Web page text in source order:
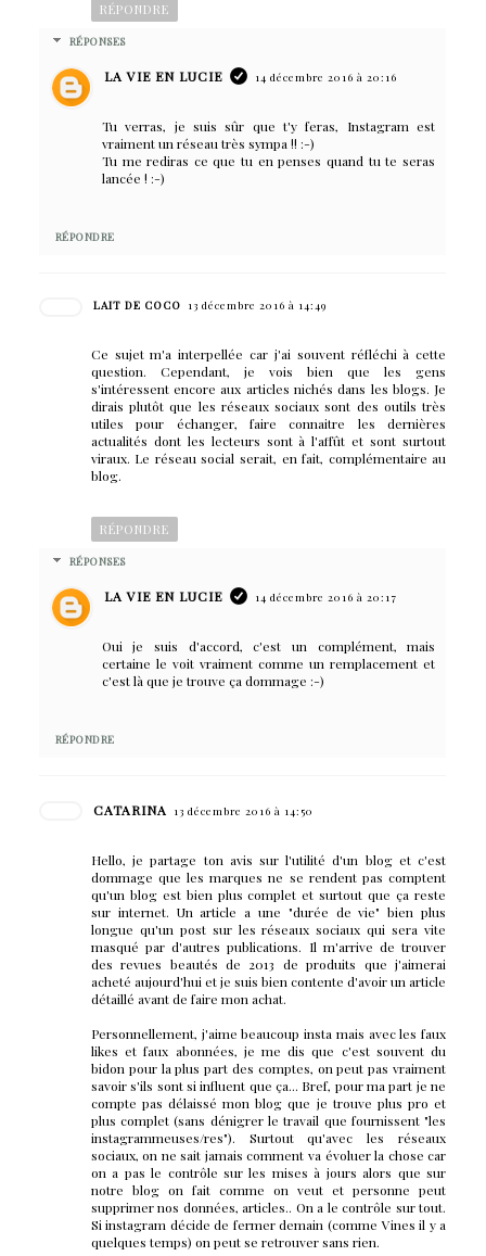
RÉPONDRE
RÉPONSES
LA VIE EN LUCIE 14 décembre 2016 à 20:16
Tu verras, je suis sûr que t'y feras, Instagram est
vraiment un réseau très sympa !! :-)
Tu me rediras ce que tu en penses quand tu te seras
lancée ! :-)
RÉPONDRE
LAIT DE COCO 13 décembre 2016 à 14:49
Ce sujet m'a interpellée car j'ai souvent réfléchi à cette
question. Cependant, je vois bien que les gens
s'intéressent encore aux articles nichés dans les blogs. Je
dirais plutôt que les réseaux sociaux sont des outils très
utiles pour échanger, faire connaitre les dernières
actualités dont les lecteurs sont à l'affût et sont surtout
viraux. Le réseau social serait, en fait, complémentaire au
blog.
RÉPONDRE
RÉPONSES
LA VIE EN LUCIE 14 décembre 2016 à 20:17
Oui je suis d'accord, c'est un complément, mais
certaine le voit vraiment comme un remplacement et
c'est là que je trouve ça dommage :-)
RÉPONDRE
CATARINA 13 décembre 2016 à 14:50
Hello, je partage ton avis sur l'utilité d'un blog et c'est
dommage que les marques ne se rendent pas comptent
qu'un blog est bien plus complet et surtout que ça reste
sur internet. Un article a une "durée de vie" bien plus
longue qu'un post sur les réseaux sociaux qui sera vite
masqué par d'autres publications. Il m'arrive de trouver
des revues beautés de 2013 de produits que j'aimerai
acheté aujourd'hui et je suis bien contente d'avoir un article
détaillé avant de faire mon achat.
Personnellement, j'aime beaucoup insta mais avec les faux
likes et faux abonnées, je me dis que c'est souvent du
bidon pour la plus part des comptes, on peut pas vraiment
savoir s'ils sont si influent que ça... Bref, pour ma part je ne
compte pas délaissé mon blog que je trouve plus pro et
plus complet (sans dénigrer le travail que fournissent "les
instagrammeuses/res"). Surtout qu'avec les réseaux
sociaux, on ne sait jamais comment va évoluer la chose car
on a pas le contrôle sur les mises à jours alors que sur
notre blog on fait comme on veut et personne peut
supprimer nos données, articles.. On a le contrôle sur tout.
Si instagram décide de fermer demain (comme Vines il y a
quelques temps) on peut se retrouver sans rien.